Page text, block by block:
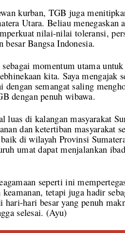
kurban, TGB juga
Utara. Beliau
nilai-nilai toleransi,
Bangsa Indonesia.
momentum utama
kita. Saya mengajak
semangat saling
dengan penuh wibawa.
luas di kalangan masyarakat
dan ketertiban masyarakat
di wilayah Provinsi
umat dapat menjalankan
seperti ini
tetapi juga hadir
hari-hari besar yang penuh
selesai. (Ayu)